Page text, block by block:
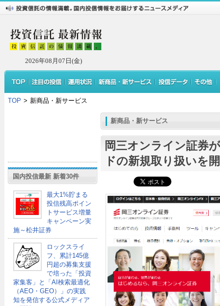
2026年08月07日(金)
TOP > 新商品・新サービス
国内投信最新 新着30件
最大1%貯まる
投信残高ポイン
トサービス増量
キャンペーン実
施～松井証券
ロックスライ
フ、累計145億
円超の募集支援
で培った「投資
家集客」と「AI検索最適化
（AEO・GEO）」の実践
知を発信する公式メディア
新商品・新サービス
岡三オンライン証券
ドの新規取り扱いを